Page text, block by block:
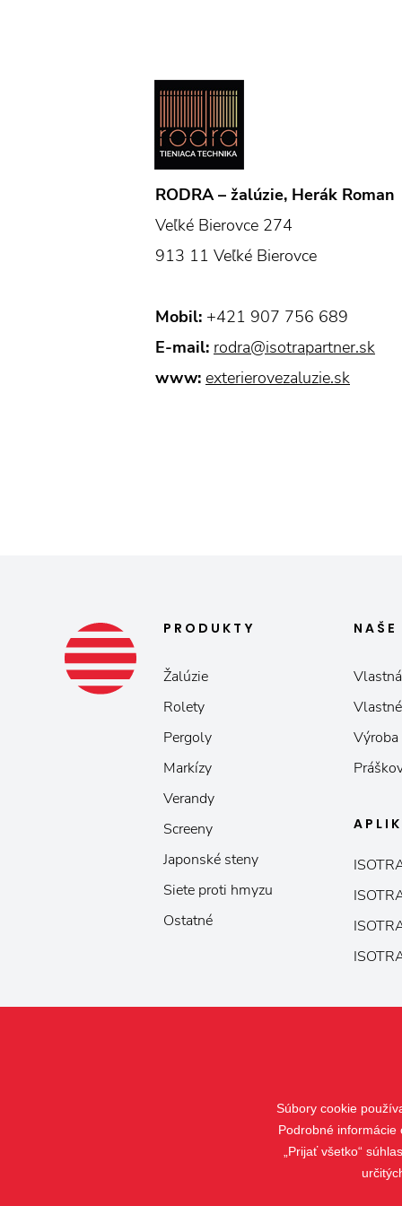
RODRA – žalúzie, Herák Roman
Veľké Bierovce 274
913 11 Veľké Bierovce
Mobil: +421 907 756 689
E-mail: rodra@isotrapartner.sk
www: exterierovezaluzie.sk
PRODUKTY
Žalúzie
Rolety
Pergoly
Markízy
Verandy
Screeny
Japonské steny
Siete proti hmyzu
Ostatné
NAŠE
Súbory cookie
Podrobné
„Prijať všetko“